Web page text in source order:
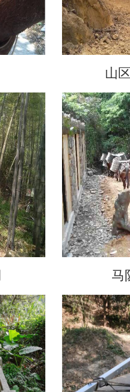
山
马